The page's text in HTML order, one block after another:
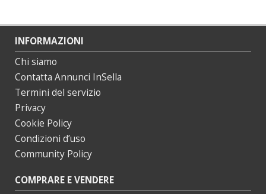
INFORMAZIONI
Chi siamo
Contatta Annunci InSella
Termini del servizio
Privacy
Cookie Policy
Condizioni d’uso
Community Policy
COMPRARE E VENDERE